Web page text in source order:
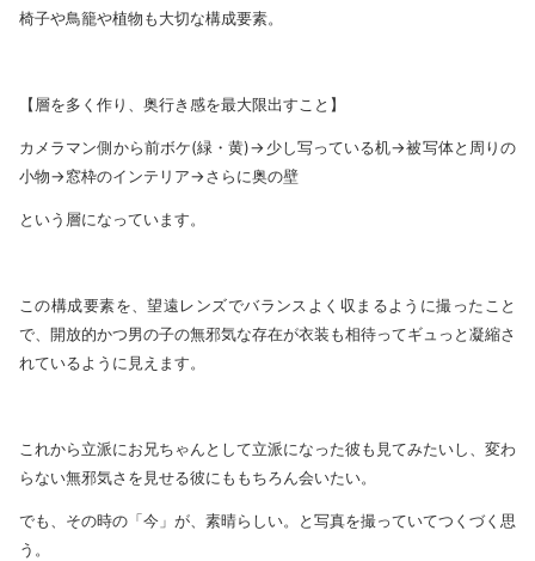
椅子や鳥籠や植物も大切な構成要素。
【層を多く作り、奥行き感を最大限出すこと】
カメラマン側から前ボケ(緑・黄)→少し写っている机→被写体と周りの
小物→窓枠のインテリア→さらに奥の壁
という層になっています。
この構成要素を、望遠レンズでバランスよく収まるように撮ったこと
で、開放的かつ男の子の無邪気な存在が衣装も相待ってギュっと凝縮さ
れているように見えます。
これから立派にお兄ちゃんとして立派になった彼も見てみたいし、変わ
らない無邪気さを見せる彼にももちろん会いたい。
でも、その時の「今」が、素晴らしい。と写真を撮っていてつくづく思
う。